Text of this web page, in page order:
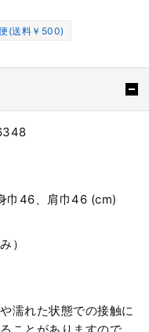
(送料￥500)
巾46、肩巾46 (cm)
）
濡れた状態での接触に